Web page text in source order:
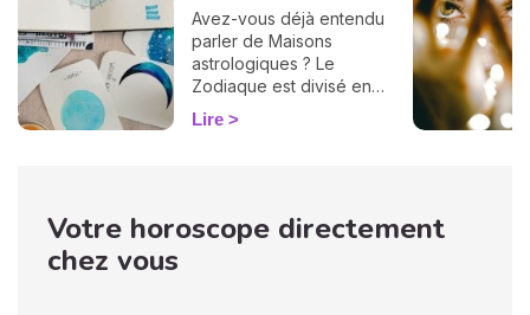
Avez-vous déjà entendu
parler de Maisons
astrologiques ? Le
Zodiaque est divisé en
douze Maisons et chacune
correspond à une sphère
naissance, elles jouent un
rôle très important pour
Lire
Votre horoscope directement
chez vous